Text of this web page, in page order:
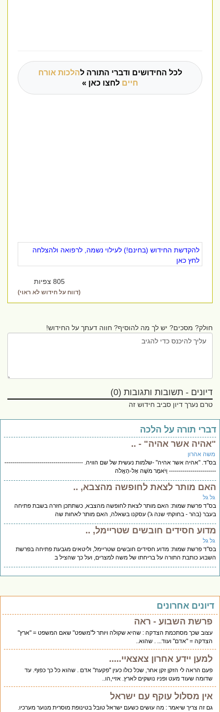
לכל החידושים ודברי התורה להלכות אורח
חייםלחצו כאן »
להקדשת החידוש (בחינם!) לעילוי נשמה, לרפואה ולהצלחה
לחץ כאן
805 צפיות
(דווח על חידוש לא ראוי)
חולק? מסכים? יש לך מה להוסיף? חווה דעתך על החידוש!
דיונים - תשובות ותגובות (0)
טרם נערך דיון סביב חידוש זה
תורה על הלכה
אשר אהיה" - ..
אהרון
"אהיה אשר אהיה" -שלמות נעשית של שם הוויה. ----------------------------------------
וַיֹּאמֶר מֹשֶׁה אֶל-הָאֱלֹה
מותר לצאת לחופשה מהצבא, ..
גל
פרשת שמות: האם מותר לצאת לחופשה מהצבא, כשתתכן חזרה בשבת פתיחה
(בהר - בחוקתי שנה ג') עסקנו בשאלה, האם מותר לאחות שה
חסידים חובשים שטריימל, ..
גל
פרשת שמות: מדוע חסידים חובשים שטריימל, וליטאים מגבעת פתיחה בפרשת
כותבת התורה על בריחתו של משה למצרים, ועל כך שהציל ב
אחרונים
פרשת השבוע - ראה
עצוב שכך מסתכמת הצדקה : שהיא שקולה ויותר ל"משפט" שאם המשפט = "ארץ"
הצדקה = "אדם" ועוד... . שהוא..
למען יידע אחרון צאצאיי.....
פעם הראה לי הזקן זקן אחר, שכל כולו כעין "פקעת" אדם . שהוא כל כך כפוף. עד
שדומה שעוד מעט ופניו נושקים לארץ. אזיי,הו..
אין מסלול עוקף עם ישראל
גם זה צריך שיאמר : מה עושים כשעם ישראל טובל בטינופת מוסרית מנוער מערכיו.